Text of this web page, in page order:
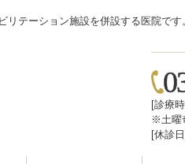
テーション施設を併設する医院です
[診療
※土曜
[休診